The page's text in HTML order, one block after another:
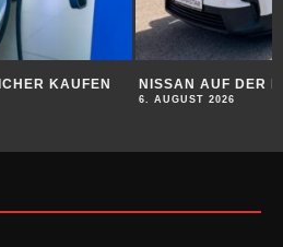
KAUFEN NISSAN AUF DER
6. AUGUST 2026